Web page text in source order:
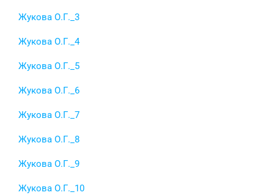
Жукова О.Г._3
Жукова О.Г._4
Жукова О.Г._5
Жукова О.Г._6
Жукова О.Г._7
Жукова О.Г._8
Жукова О.Г._9
Жукова О.Г._10